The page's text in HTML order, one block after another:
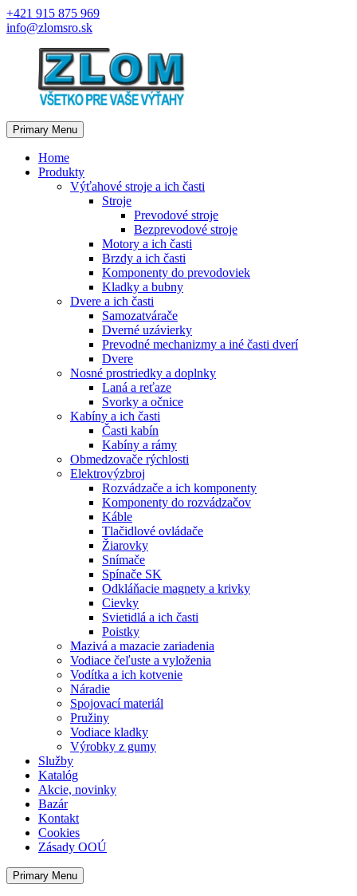
Skip
to
+421 915 875 969
info@zlomsro.sk
Primary Menu
Home
Produkty
Výťahové stroje a ich časti
Stroje
Prevodové stroje
Bezprevodové stroje
Motory a ich časti
Brzdy a ich časti
Komponenty do prevodoviek
Kladky a bubny
Dvere a ich časti
Samozatvárače
Dverné uzávierky
Prevodné mechanizmy a iné časti dverí
Dvere
Nosné prostriedky a doplnky
Laná a reťaze
Svorky a očnice
Kabíny a ich časti
Časti kabín
Kabíny a rámy
Obmedzovače rýchlosti
Elektrovýzbroj
Rozvádzače a ich komponenty
Komponenty do rozvádzačov
Káble
Tlačidlové ovládače
Žiarovky
Snímače
Spínače SK
Odkláňacie magnety a krivky
Cievky
Svietidlá a ich časti
Poistky
Mazivá a mazacie zariadenia
Vodiace čeľuste a vyloženia
Vodítka a ich kotvenie
Náradie
Spojovací materiál
Pružiny
Vodiace kladky
Výrobky z gumy
Služby
Katalóg
Akcie, novinky
Bazár
Kontakt
Cookies
Zásady OOÚ
Primary Menu